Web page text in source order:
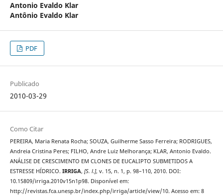
Antonio Evaldo Klar
Antônio Evaldo Klar
PDF
Publicado
2010-03-29
Como Citar
PEREIRA, Maria Renata Rocha; SOUZA, Guilherme Sasso Ferreira; RODRIGUES,
Andreia Cristina Peres; FILHO, Andre Luiz Melhorança; KLAR, Antonio Evaldo.
ANÁLISE DE CRESCIMENTO EM CLONES DE EUCALIPTO SUBMETIDOS A
ESTRESSE HÍDRICO. IRRIGA, [S. l.], v. 15, n. 1, p. 98–110, 2010. DOI:
10.15809/irriga.2010v15n1p98. Disponível em:
http://revistas.fca.unesp.br/index.php/irriga/article/view/10. Acesso em: 8